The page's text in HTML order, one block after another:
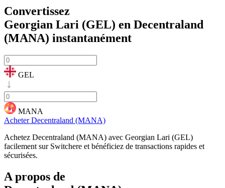
Convertissez
Georgian Lari (GEL) en Decentraland
(MANA) instantanément
GEL
MANA
Acheter Decentraland (MANA)
Achetez Decentraland (MANA) avec Georgian Lari (GEL)
facilement sur Switchere et bénéficiez de transactions rapides et
sécurisées.
A propos de